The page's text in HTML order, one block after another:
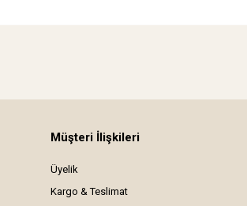
Müşteri İlişkileri
Üyelik
Kargo & Teslimat